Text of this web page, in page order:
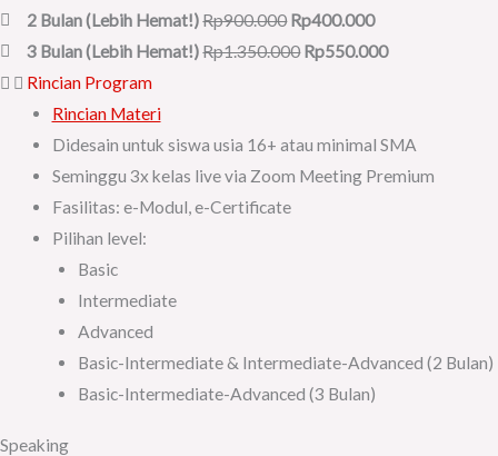
2 Bulan (Lebih Hemat!)Rp900.000 Rp400.000
3 Bulan (Lebih Hemat!)Rp1.350.000 Rp550.000
Rincian Program
Rincian Materi
Didesain untuk siswa usia 16+ atau minimal SMA
Seminggu 3x kelas live via Zoom Meeting Premium
Fasilitas: e-Modul, e-Certificate
Pilihan level:
Basic
Intermediate
Advanced
Basic-Intermediate & Intermediate-Advanced (2 Bulan)
Basic-Intermediate-Advanced (3 Bulan)
Speaking